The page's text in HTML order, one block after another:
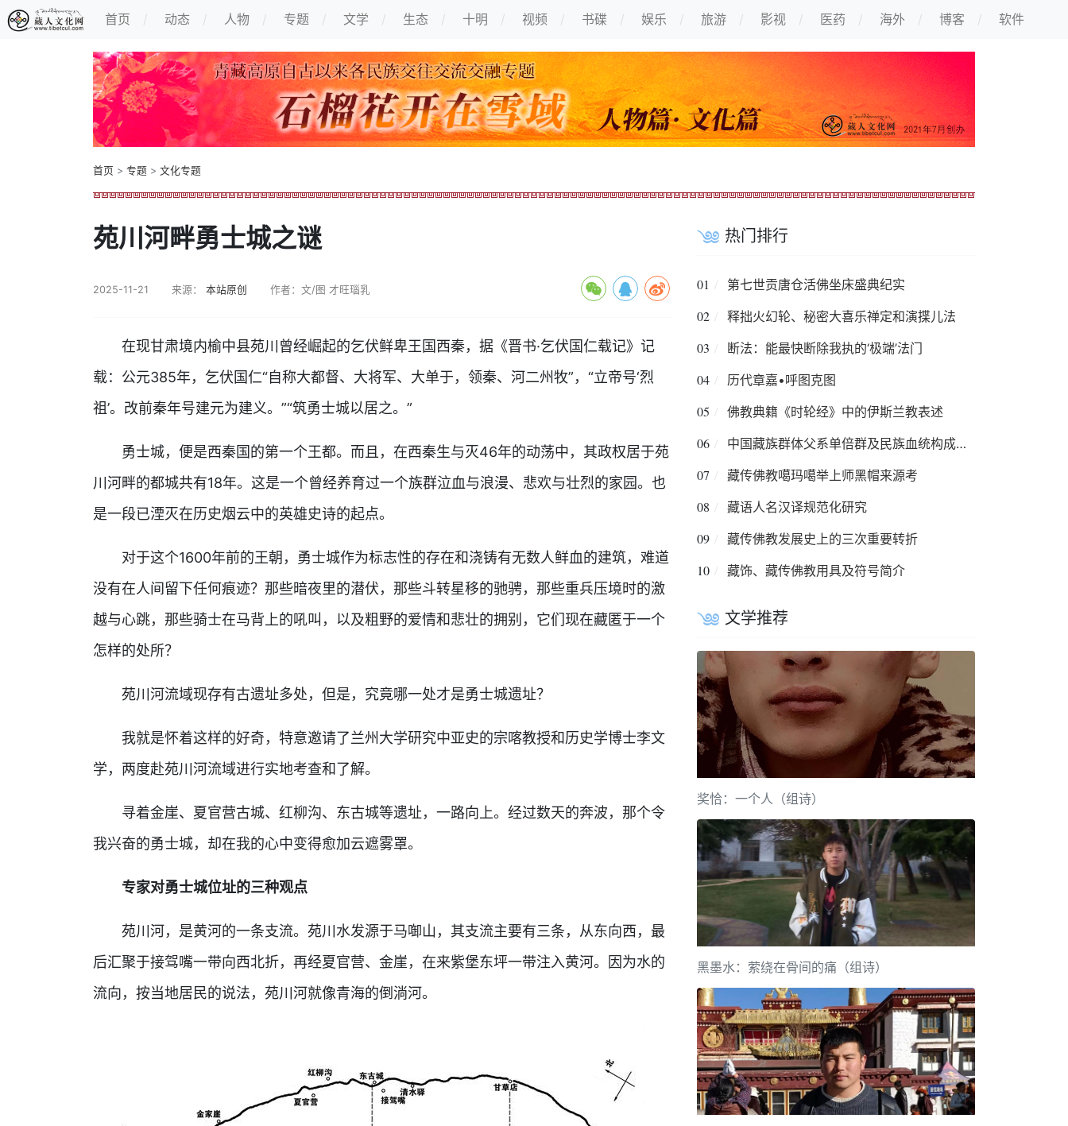
首页 动态 人物 专题 文学 生态 十明 视频 书碟 娱乐 旅游 影视 医药 海外 博客 软件
首页 > 专题 > 文化专题
苑川河畔勇士城之谜
2025-11-21 来源： 本站原创 作者：文/图 才旺瑙乳
在现甘肃境内榆中县苑川曾经崛起的乞伏鲜卑王国西秦，据《晋书·乞伏国仁载记》记
载：公元385年，乞伏国仁“自称大都督、大将军、大单于，领秦、河二州牧”，“立帝号‘烈
祖’。改前秦年号建元为建义。”“筑勇士城以居之。”
勇士城，便是西秦国的第一个王都。而且，在西秦生与灭46年的动荡中，其政权居于苑
川河畔的都城共有18年。这是一个曾经养育过一个族群泣血与浪漫、悲欢与壮烈的家园。也
是一段已湮灭在历史烟云中的英雄史诗的起点。
对于这个1600年前的王朝，勇士城作为标志性的存在和浇铸有无数人鲜血的建筑，难道
没有在人间留下任何痕迹？那些暗夜里的潜伏，那些斗转星移的驰骋，那些重兵压境时的激
越与心跳，那些骑士在马背上的吼叫，以及粗野的爱情和悲壮的拥别，它们现在藏匿于一个
怎样的处所？
苑川河流域现存有古遗址多处，但是，究竟哪一处才是勇士城遗址？
我就是怀着这样的好奇，特意邀请了兰州大学研究中亚史的宗喀教授和历史学博士李文
学，两度赴苑川河流域进行实地考查和了解。
寻着金崖、夏官营古城、红柳沟、东古城等遗址，一路向上。经过数天的奔波，那个令
我兴奋的勇士城，却在我的心中变得愈加云遮雾罩。
专家对勇士城位址的三种观点
苑川河，是黄河的一条支流。苑川水发源于马啣山，其支流主要有三条，从东向西，最
后汇聚于接驾嘴一带向西北折，再经夏官营、金崖，在来紫堡东坪一带注入黄河。因为水的
流向，按当地居民的说法，苑川河就像青海的倒淌河。
热门排行
01 第七世贡唐仓活佛坐床盛典纪实
02 释拙火幻轮、秘密大喜乐禅定和演揲儿法
03 断法：能最快断除我执的‘极端’法门
04 历代章嘉•呼图克图
05 佛教典籍《时轮经》中的伊斯兰教表述
06 中国藏族群体父系单倍群及民族血统构成情况
07 藏传佛教噶玛噶举上师黑帽来源考
08 藏语人名汉译规范化研究
09 藏传佛教发展史上的三次重要转折
10 藏饰、藏传佛教用具及符号简介
文学推荐
奖恰：一个人（组诗）
黑墨水：萦绕在骨间的痛（组诗）